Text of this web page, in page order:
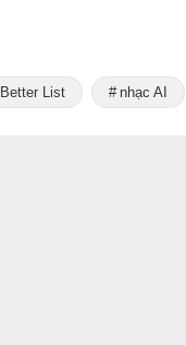
Better List nhạc AI